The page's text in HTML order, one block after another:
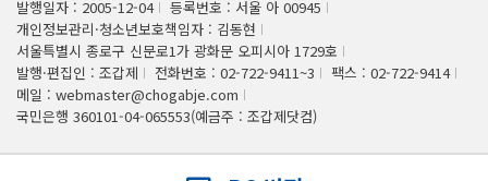
발행일자 : 2005-12-04
등록번호 : 서울 아 00945
개인정보관리·청소년보호책임자 : 김동현
서울특별시 종로구 신문로1가 광화문 오피시아 1729호
발행·편집인 : 조갑제
전화번호 : 02-722-9411~3
팩스 : 02-722-9414
메일 : webmaster@chogabje.com
국민은행 360101-04-065553(예금주 : 조갑제닷컴)